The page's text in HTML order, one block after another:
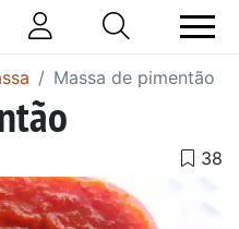
Massa de pimentão